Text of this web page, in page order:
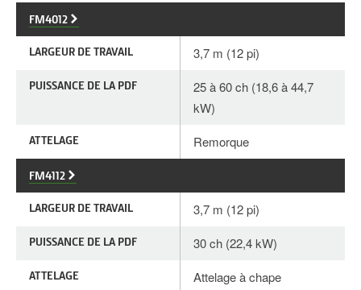
FM4012
LARGEUR DE TRAVAIL 3,7 m (12 pi)
PUISSANCE DE LA PDF
25 à 60 ch (18,6 à 44,7
kW)
ATTELAGE Remorque
FM4112
LARGEUR DE TRAVAIL 3,7 m (12 pi)
PUISSANCE DE LA PDF 30 ch (22,4 kW)
ATTELAGE Attelage à chape